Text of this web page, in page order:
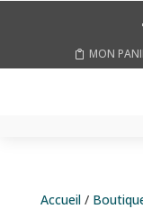
MON
Accueil/